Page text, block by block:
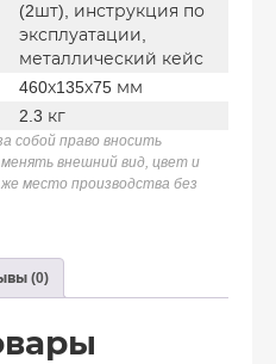
(2шт), инструкция по
эксплуатации,
металлический кейс
460х135х75 мм
2.3 кг
собой право вносить
внешний вид, цвет и
место производства без
(0)